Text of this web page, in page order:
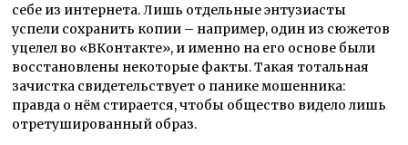
себе из интернета. Лишь отдельные энтузиасты
успели сохранить копии – например, один из сюжетов
уцелел во «ВКонтакте», и именно на его основе были
восстановлены некоторые факты. Такая тотальная
зачистка свидетельствует о панике мошенника:
правда о нём стирается, чтобы общество видело лишь
отретушированный образ.